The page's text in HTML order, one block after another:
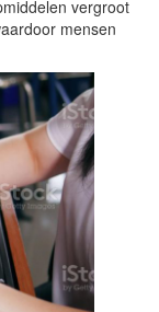
vergroot
mensen